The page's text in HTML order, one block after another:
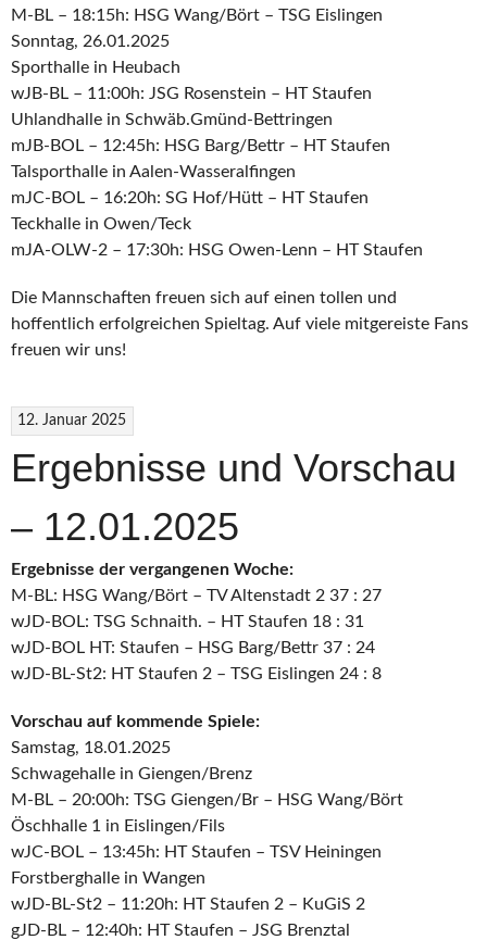
M-BL – 18:15h: HSG Wang/Bört – TSG Eislingen
Sonntag, 26.01.2025
Sporthalle in Heubach
wJB-BL – 11:00h: JSG Rosenstein – HT Staufen
Uhlandhalle in Schwäb.Gmünd-Bettringen
mJB-BOL – 12:45h: HSG Barg/Bettr – HT Staufen
Talsporthalle in Aalen-Wasseralfingen
mJC-BOL – 16:20h: SG Hof/Hütt – HT Staufen
Teckhalle in Owen/Teck
mJA-OLW-2 – 17:30h: HSG Owen-Lenn – HT Staufen
Die Mannschaften freuen sich auf einen tollen und
hoffentlich erfolgreichen Spieltag. Auf viele mitgereiste Fans
freuen wir uns!
12. Januar 2025
Ergebnisse und Vorschau
– 12.01.2025
Ergebnisse der vergangenen Woche:
M-BL: HSG Wang/Bört – TV Altenstadt 2 37 : 27
wJD-BOL: TSG Schnaith. – HT Staufen 18 : 31
wJD-BOL HT: Staufen – HSG Barg/Bettr 37 : 24
wJD-BL-St2: HT Staufen 2 – TSG Eislingen 24 : 8
Vorschau auf kommende Spiele:
Samstag, 18.01.2025
Schwagehalle in Giengen/Brenz
M-BL – 20:00h: TSG Giengen/Br – HSG Wang/Bört
Öschhalle 1 in Eislingen/Fils
wJC-BOL – 13:45h: HT Staufen – TSV Heiningen
Forstberghalle in Wangen
wJD-BL-St2 – 11:20h: HT Staufen 2 – KuGiS 2
gJD-BL – 12:40h: HT Staufen – JSG Brenztal